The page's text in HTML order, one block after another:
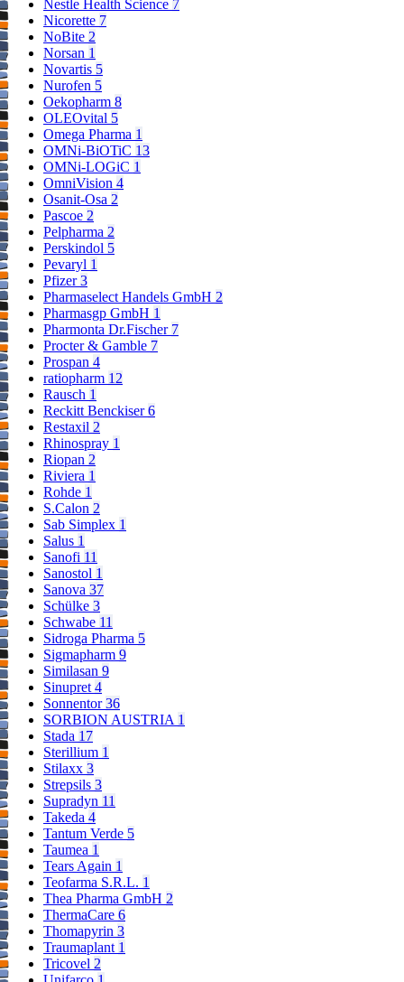
Nestle Health Science 7
Nicorette 7
NoBite 2
Norsan 1
Novartis 5
Nurofen 5
Oekopharm 8
OLEOvital 5
Omega Pharma 1
OMNi-BiOTiC 13
OMNi-LOGiC 1
OmniVision 4
Osanit-Osa 2
Pascoe 2
Pelpharma 2
Perskindol 5
Pevaryl 1
Pfizer3
Pharmaselect Handels GmbH 2
Pharmasgp GmbH 1
Pharmonta Dr.Fischer 7
Procter & Gamble 7
Prospan 4
ratiopharm 12
Rausch 1
Reckitt Benckiser6
Restaxil 2
Rhinospray 1
Riopan 2
Riviera 1
Rohde 1
S.Calon 2
Sab Simplex 1
Salus 1
Sanofi 11
Sanostol 1
Sanova 37
Schülke 3
Schwabe 11
Sidroga Pharma 5
Sigmapharm 9
Similasan 9
Sinupret4
Sonnentor36
SORBION AUSTRIA 1
Stada 17
Sterillium 1
Stilaxx 3
Strepsils 3
Supradyn 11
Takeda 4
Tantum Verde 5
Taumea 1
Tears Again 1
Teofarma S.R.L. 1
Thea Pharma GmbH 2
ThermaCare 6
Thomapyrin 3
Traumaplant 1
Tricovel 2